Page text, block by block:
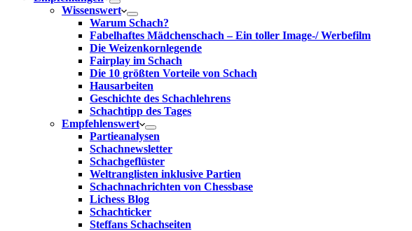
Wissenswert
Warum Schach?
Fabelhaftes Mädchenschach – Ein toller Image-/ Werbefilm
Die Weizenkornlegende
Fairplay im Schach
Die 10 größten Vorteile von Schach‎
Hausarbeiten
Geschichte des Schachlehrens
Schachtipp des Tages
Empfehlenswert
Partieanalysen
Schachnewsletter
Schachgeflüster
Weltranglisten inklusive Partien
Schachnachrichten von Chessbase
Lichess Blog
Schachticker
Steffans Schachseiten